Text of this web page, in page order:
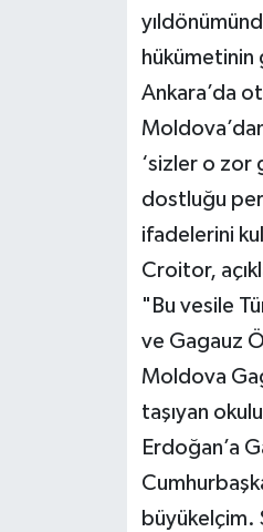
Ankara’da
‘sizler o zor
dostluğu
ifadelerini
Croitor,
"Bu vesile
ve Gagauz
Moldova
taşıyan
Erdoğan’a
büyükelçim.